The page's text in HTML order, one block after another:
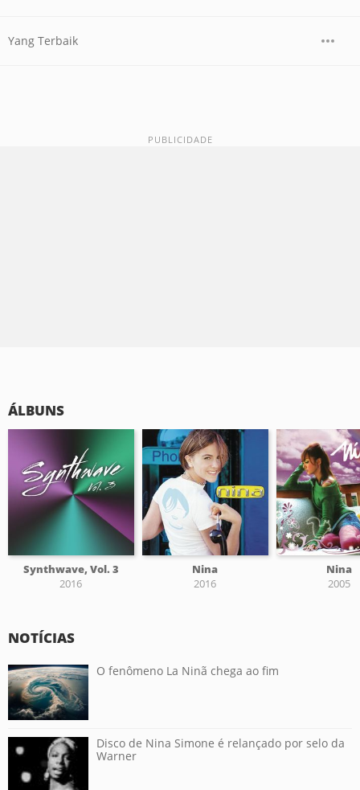
Yang Terbaik
ÁLBUNS
Synthwave, Vol. 3
2016
Nina
2016
Nina
2005
NOTÍCIAS
O fenômeno La Ninã chega ao fim
Disco de Nina Simone é relançado por selo da
Warner